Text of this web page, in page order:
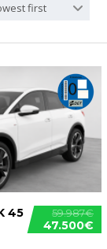
first
59.987€
47.500€
45